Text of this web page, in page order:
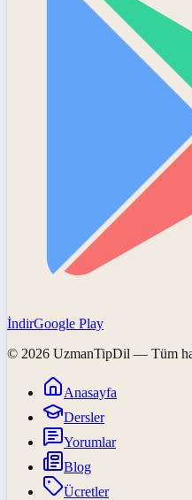
İndirGoogle Play
© 2026 UzmanTipDil — Tüm
Anasayfa
Dersler
Yorumlar
Blog
Ücretler